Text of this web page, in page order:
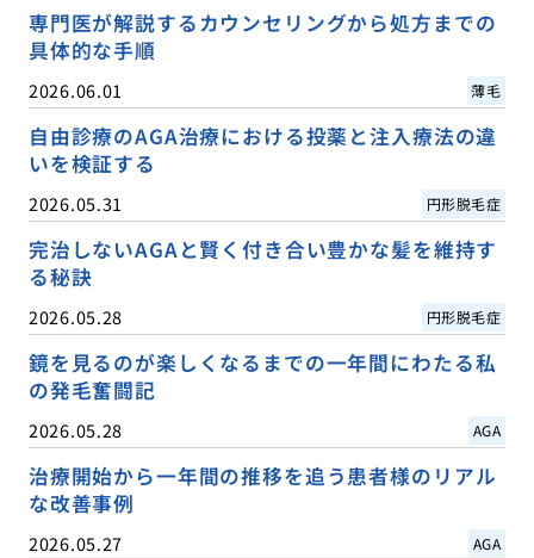
専門医が解説するカウンセリングから処方までの
具体的な手順
2026.06.01 薄毛
自由診療のAGA治療における投薬と注入療法の違
いを検証する
2026.05.31 円形脱毛症
完治しないAGAと賢く付き合い豊かな髪を維持す
る秘訣
2026.05.28 円形脱毛症
鏡を見るのが楽しくなるまでの一年間にわたる私
の発毛奮闘記
2026.05.28 AGA
治療開始から一年間の推移を追う患者様のリアル
な改善事例
2026.05.27 AGA